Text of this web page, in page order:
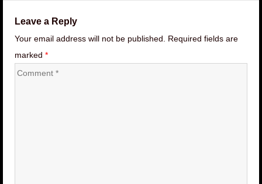
Leave a Reply
Your email address will not be published. Required fields are
marked *
Comment